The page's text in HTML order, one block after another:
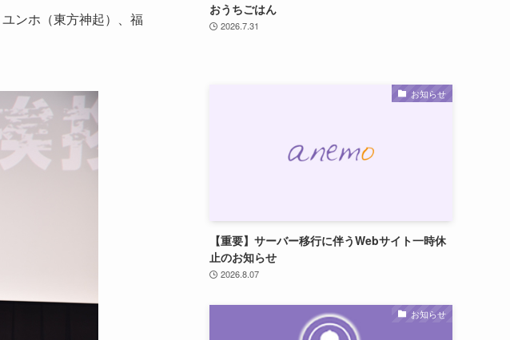
ンホ（東方神起）、福
おうちごはん
2026.7.31
お知らせ
【重要】サーバー移行に伴うWebサイト一時休
止のお知らせ
2026.8.07
お知らせ